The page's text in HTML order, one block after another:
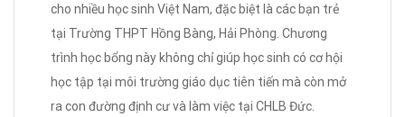
cho nhiều học sinh Việt Nam, đặc biệt là các bạn trẻ
tại Trường THPT Hồng Bàng, Hải Phòng. Chương
trình học bổng này không chỉ giúp học sinh có cơ hội
học tập tại môi trường giáo dục tiên tiến mà còn mở
ra con đường định cư và làm việc tại CHLB Đức.